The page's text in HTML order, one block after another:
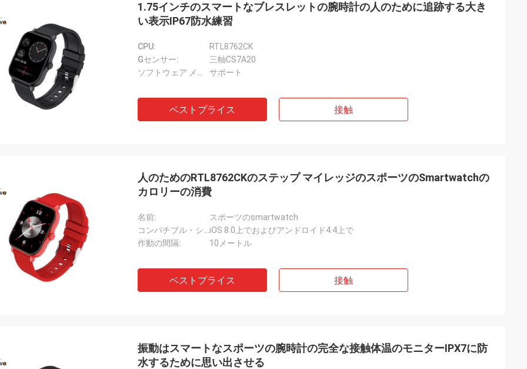
1.75インチのスマートなブレスレットの腕時計の人のために追跡する大き
い表示IP67防水練習
CPU:
RTL8762CK
Gセンサー:
三軸CS7A20
ソフトウェア メッセージ押し:
サポート
ベストプライス 接触
人のためのRTL8762CKのステップ マイレッジのスポーツのSmartwatchの
カロリーの消費
名前:
スポーツのsmartwatch
コンパチブル・システム:iOS 8.0上でおよびアンドロイド4.4上で
作動の間隔:
10メートル
ベストプライス 接触
振動はスマートなスポーツの腕時計の完全な接触体温のモニターIPX7に防
水するために思い出させる